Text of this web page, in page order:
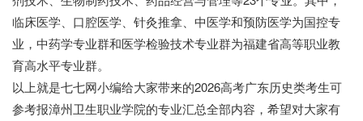
临床医学、口腔医学、针灸推拿、中医学和预防医学为国控专
业，中药学专业群和医学检验技术专业群为福建省高等职业教
育高水平专业群。
以上就是七七网小编给大家带来的2026高考广东历史类考生可
参考报漳州卫生职业学院的专业汇总全部内容，希望对大家有